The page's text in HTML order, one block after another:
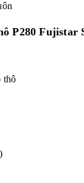
P280 Fujistar
thô